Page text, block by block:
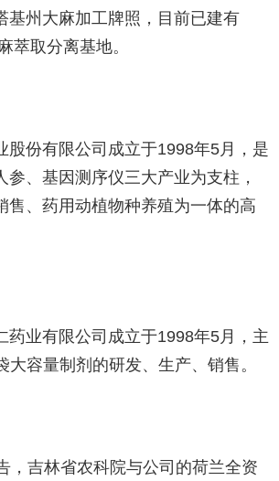
基州大麻加工牌照，目前已建有
萃取分离基地。
份有限公司成立于1998年5月，是
参、基因测序仪三大产业为支柱，
售、药用动植物种养殖为一体的高
业有限公司成立于1998年5月，主
大容量制剂的研发、生产、销售。
吉林省农科院与公司的荷兰全资